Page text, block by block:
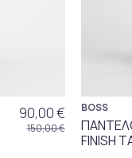
90,00 €
150,00 €
BOSS
FINISH